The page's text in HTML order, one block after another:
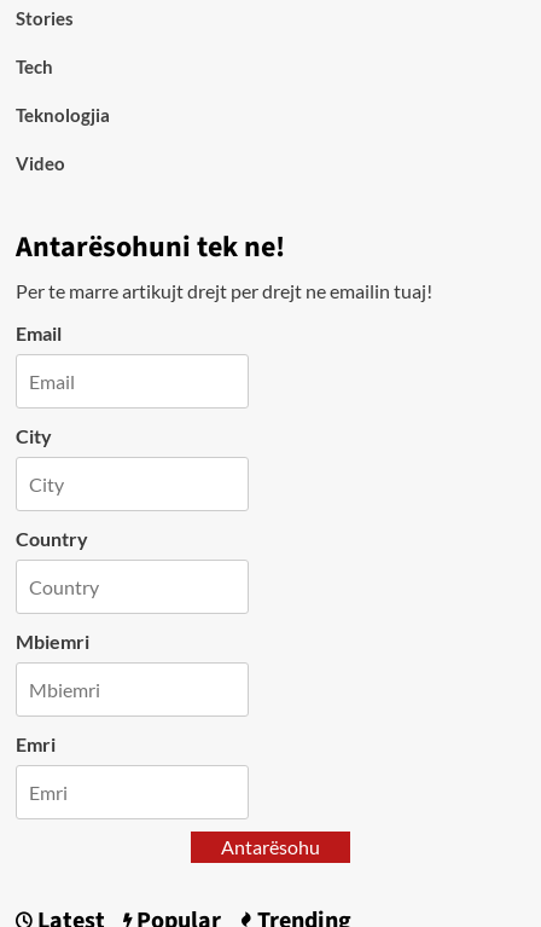
Stories
Tech
Teknologjia
Video
Antarësohuni tek ne!
Per te marre artikujt drejt per drejt ne emailin tuaj!
Email
City
Country
Mbiemri
Emri
Antarësohu